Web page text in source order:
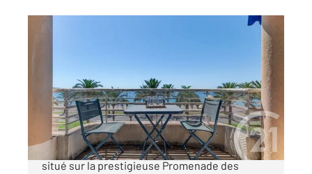
Appartement F3 à vendre
749 000 €
NICE PROMENADE DES ANGLAIS: Idéalement
situé sur la prestigieuse Promenade des